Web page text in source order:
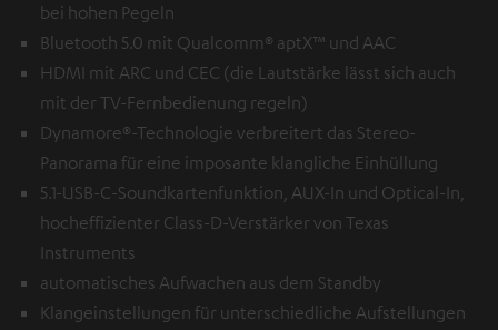
bei hohen Pegeln
Bluetooth 5.0 mit Qualcomm® aptX™ und AAC
HDMI mit ARC und CEC (die Lautstärke lässt sich auch
mit der TV-Fernbedienung regeln)
Dynamore®-Technologie verbreitert das Stereo-
Panorama für eine imposante klangliche Einhüllung
5.1-USB-C-Soundkartenfunktion, AUX-In und Optical-In,
hocheffizienter Class-D-Verstärker von Texas
Instruments
automatisches Aufwachen aus dem Standby
Klangeinstellungen für unterschiedliche Aufstellungen